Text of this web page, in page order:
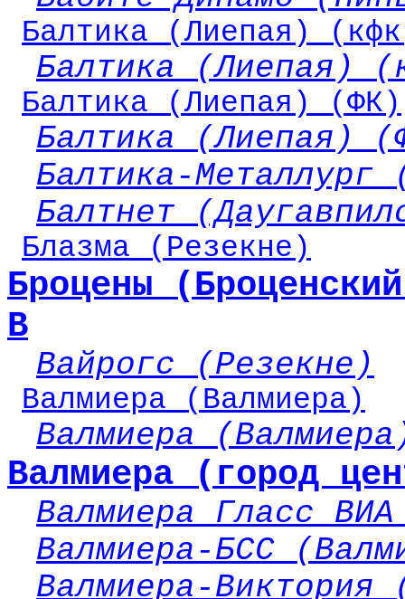
Балтика (Лиепая)
Балтика (Лиепая)
Балтика (Лиепая) (ФК)
Балтика (Лиепая)
Балтика-Металлург
Балтнет
Блазма (Резекне)
Броцены
В
Вайрогс (Резекне)
Валмиера (Валмиера)
Валмиера
Валмиера (город
Валмиера Гласс
Валмиера-БСС
Валмиера-Виктория